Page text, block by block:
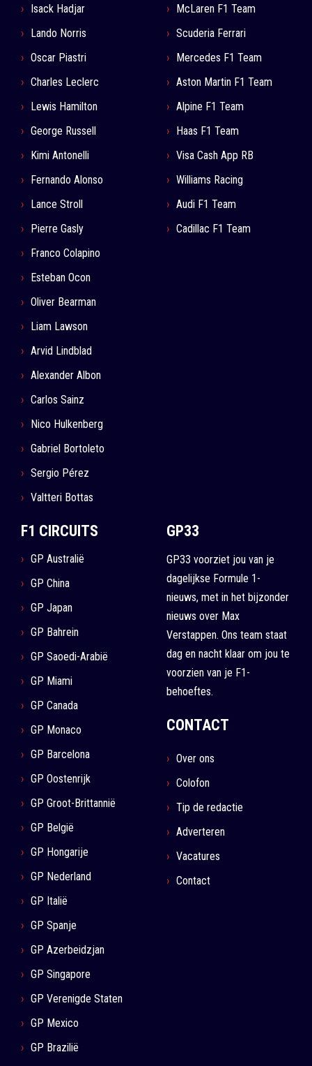
Isack Hadjar
Lando Norris
Oscar Piastri
Charles Leclerc
Lewis Hamilton
George Russell
Kimi Antonelli
Fernando Alonso
Lance Stroll
Pierre Gasly
Franco Colapino
Esteban Ocon
Oliver Bearman
Liam Lawson
Arvid Lindblad
Alexander Albon
Carlos Sainz
Nico Hulkenberg
Gabriel Bortoleto
Sergio Pérez
Valtteri Bottas
McLaren F1 Team
Scuderia Ferrari
Mercedes F1 Team
Aston Martin F1 Team
Alpine F1 Team
Haas F1 Team
Visa Cash App RB
Williams Racing
Audi F1 Team
Cadillac F1 Team
F1 CIRCUITS
GP Australië
GP China
GP Japan
GP Bahrein
GP Saoedi-Arabië
GP Miami
GP Canada
GP Monaco
GP Barcelona
GP Oostenrijk
GP Groot-Brittannië
GP België
GP Hongarije
GP Nederland
GP Italië
GP Spanje
GP Azerbeidzjan
GP Singapore
GP Verenigde Staten
GP Mexico
GP Brazilië
GP33
GP33 voorziet jou van je
dagelijkse Formule 1-
nieuws, met in het bijzonder
nieuws over Max
Verstappen. Ons team staat
dag en nacht klaar om jou te
voorzien van je F1-
behoeftes.
CONTACT
Over ons
Colofon
Tip de redactie
Adverteren
Vacatures
Contact